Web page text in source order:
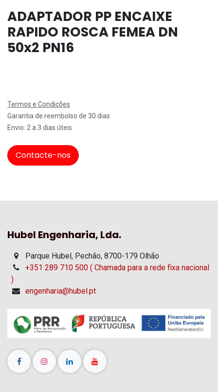
ADAPTADOR PP ENCAIXE
RAPIDO ROSCA FEMEA DN
50x2 PN16
Termos e Condições
Garantia de reembolso de 30 dias
Envio: 2 a 3 dias úteis
Contacte-nos
Hubel Engenharia, Lda.
Parque Hubel, Pechão, 8700-179 Olhão
+351 289 710 500 ( Chamada para a rede fixa nacional
)
engenharia@hubel.pt